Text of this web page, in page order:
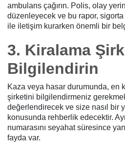
ambulans çağırın. Polis, olay
düzenleyecek ve bu rapor,
ile iletişim kurarken önemli bir
3. Kiralama
Bilgilendirin
Kaza veya hasar durumunda, en
şirketini bilgilendirmeniz
değerlendirecek ve size nasıl bir
konusunda rehberlik edecektir.
numarasını seyahat süresince
fayda var.